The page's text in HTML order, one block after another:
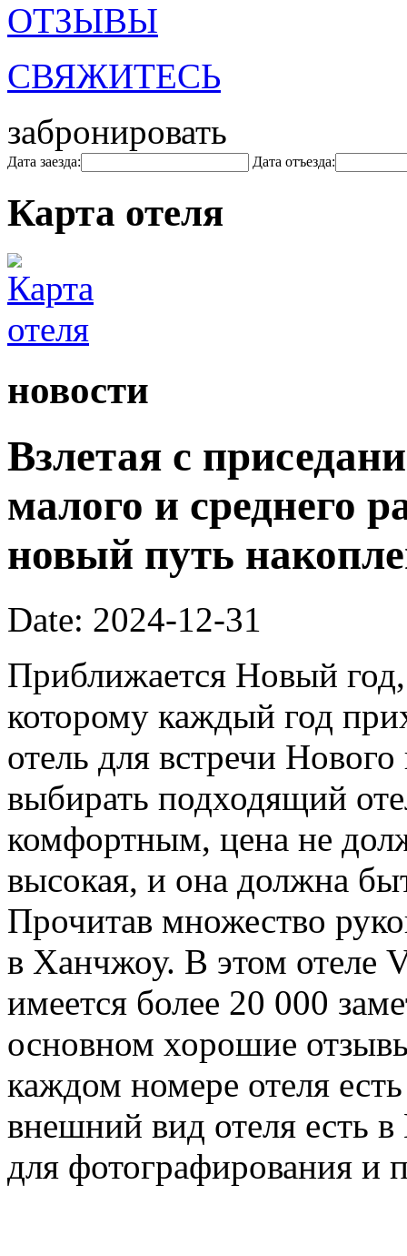
ОТЗЫВЫ
СВЯЖИТЕСЬ
забронировать
Дата заезда: Дата отъезда:
Карта отеля
новости
Взлетая с
малого и среднего
новый путь
Date: 2024-12-31
Приближается Новый
которому каждый год
отель для встречи
выбирать подходящий
комфортным, цена не
высокая, и она должна
Прочитав множество
в Ханчжоу. В этом отеле
имеется более 20 000
основном хорошие
каждом номере отеля
внешний вид отеля есть
для фотографирования и